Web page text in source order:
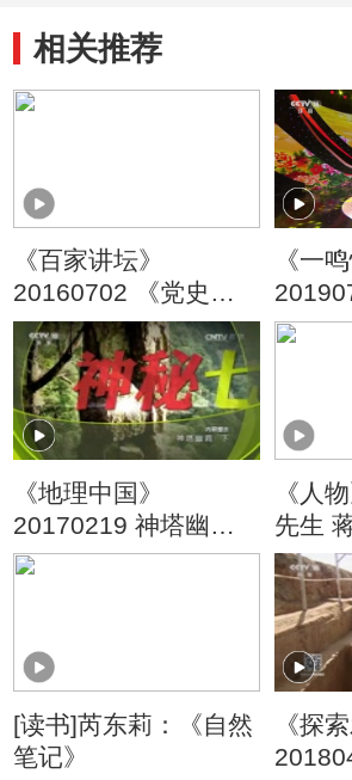
相关推荐
《百家讲坛》
20160702 《党史故
事100讲》之千里跃进
全线反攻
《一
《地理中国》
20170219 神塔幽洞
（下）
《人
先生
[读书]芮东莉：《自然
笔记》
《探